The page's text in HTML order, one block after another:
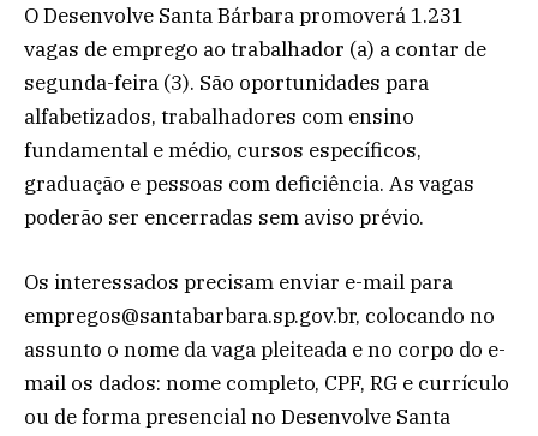
O Desenvolve Santa Bárbara promoverá 1.231
vagas de emprego ao trabalhador (a) a contar de
segunda-feira (3). São oportunidades para
alfabetizados, trabalhadores com ensino
fundamental e médio, cursos específicos,
graduação e pessoas com deficiência. As vagas
poderão ser encerradas sem aviso prévio.
Os interessados precisam enviar e-mail para
empregos@santabarbara.sp.gov.br, colocando no
assunto o nome da vaga pleiteada e no corpo do e-
mail os dados: nome completo, CPF, RG e currículo
ou de forma presencial no Desenvolve Santa